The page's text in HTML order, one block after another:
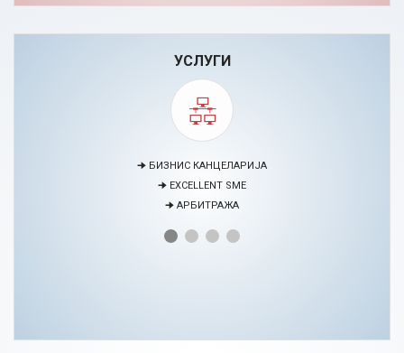
УСЛУГИ
🠊 МЕДИЈАЦИЈА
🠊 ПРОЕКТИ
🠊 ЦЕНТАР ЗА ЕДУКАЦИЈА И РАЗВОЈ НА ЧОВЕЧКИ РЕСУРСИ